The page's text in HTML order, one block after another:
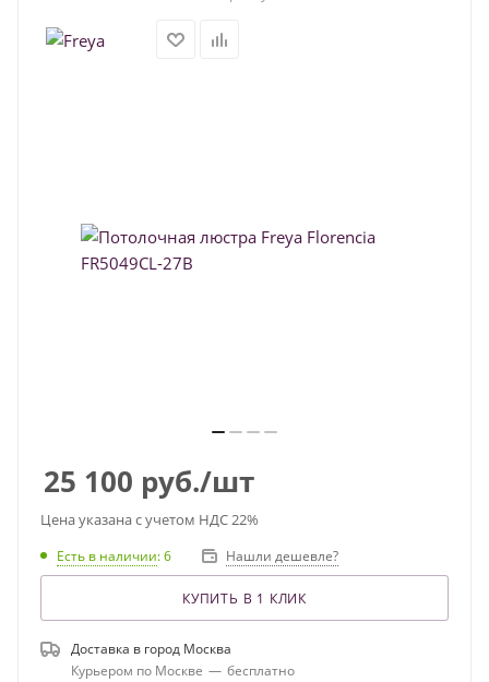
25 100 руб./шт
Цена указана с учетом НДС 22%
Есть в наличии: 6 Нашли дешевле?
КУПИТЬ В 1 КЛИК
Доставка в город Москва
Курьером по Москве — бесплатно